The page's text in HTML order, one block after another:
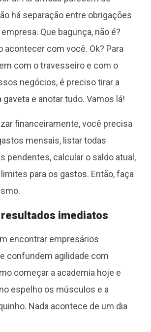
há separação entre obrigações
Que bagunça, não é?
acontecer com você. Ok? Para
com o travesseiro e com o
negócios, é preciso tirar a
gaveta e anotar tudo. Vamos lá!
financeiramente, você precisa
mensais, listar todas
pendentes, calcular o saldo atual,
para os gastos. Então, faça
imediatos
encontrar empresários
confundem agilidade com
começar a academia hoje e
espelho os músculos e a
Nada acontece de um dia